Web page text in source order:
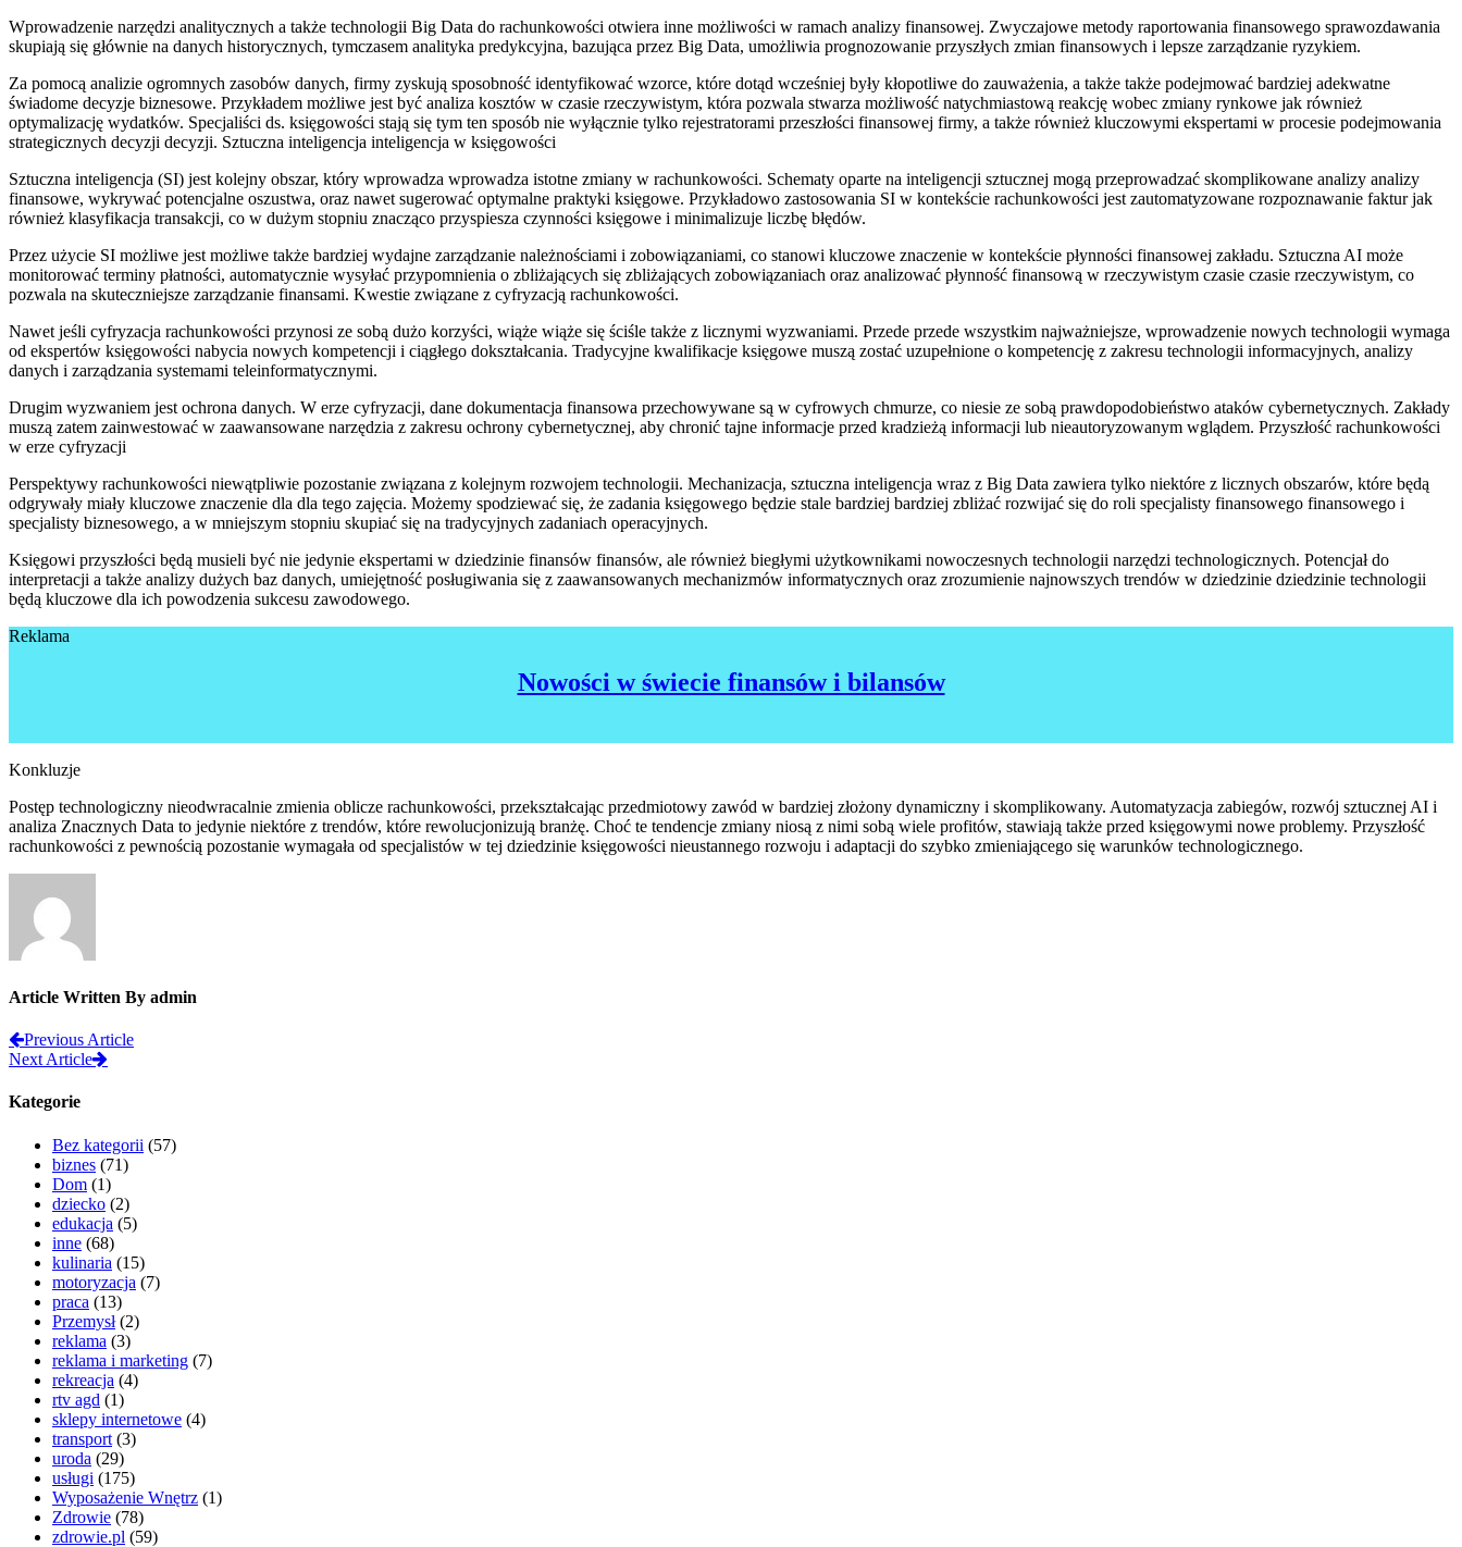
Wprowadzenie narzędzi analitycznych a także technologii Big Data do rachunkowości otwiera inne możliwości w ramach analizy finansowej. Zwyczajowe metody raportowania finansowego sprawozdawania
skupiają się głównie na danych historycznych, tymczasem analityka predykcyjna, bazująca przez Big Data, umożliwia prognozowanie przyszłych zmian finansowych i lepsze zarządzanie ryzykiem.
Za pomocą analizie ogromnych zasobów danych, firmy zyskują sposobność identyfikować wzorce, które dotąd wcześniej były kłopotliwe do zauważenia, a także także podejmować bardziej adekwatne
świadome decyzje biznesowe. Przykładem możliwe jest być analiza kosztów w czasie rzeczywistym, która pozwala stwarza możliwość natychmiastową reakcję wobec zmiany rynkowe jak również
optymalizację wydatków. Specjaliści ds. księgowości stają się tym ten sposób nie wyłącznie tylko rejestratorami przeszłości finansowej firmy, a także również kluczowymi ekspertami w procesie podejmowania
strategicznych decyzji decyzji. Sztuczna inteligencja inteligencja w księgowości
Sztuczna inteligencja (SI) jest kolejny obszar, który wprowadza wprowadza istotne zmiany w rachunkowości. Schematy oparte na inteligencji sztucznej mogą przeprowadzać skomplikowane analizy analizy
finansowe, wykrywać potencjalne oszustwa, oraz nawet sugerować optymalne praktyki księgowe. Przykładowo zastosowania SI w kontekście rachunkowości jest zautomatyzowane rozpoznawanie faktur jak
również klasyfikacja transakcji, co w dużym stopniu znacząco przyspiesza czynności księgowe i minimalizuje liczbę błędów.
Przez użycie SI możliwe jest możliwe także bardziej wydajne zarządzanie należnościami i zobowiązaniami, co stanowi kluczowe znaczenie w kontekście płynności finansowej zakładu. Sztuczna AI może
monitorować terminy płatności, automatycznie wysyłać przypomnienia o zbliżających się zbliżających zobowiązaniach oraz analizować płynność finansową w rzeczywistym czasie czasie rzeczywistym, co
pozwala na skuteczniejsze zarządzanie finansami. Kwestie związane z cyfryzacją rachunkowości.
Nawet jeśli cyfryzacja rachunkowości przynosi ze sobą dużo korzyści, wiąże wiąże się ściśle także z licznymi wyzwaniami. Przede przede wszystkim najważniejsze, wprowadzenie nowych technologii wymaga
od ekspertów księgowości nabycia nowych kompetencji i ciągłego dokształcania. Tradycyjne kwalifikacje księgowe muszą zostać uzupełnione o kompetencję z zakresu technologii informacyjnych, analizy
danych i zarządzania systemami teleinformatycznymi.
Drugim wyzwaniem jest ochrona danych. W erze cyfryzacji, dane dokumentacja finansowa przechowywane są w cyfrowych chmurze, co niesie ze sobą prawdopodobieństwo ataków cybernetycznych. Zakłady
muszą zatem zainwestować w zaawansowane narzędzia z zakresu ochrony cybernetycznej, aby chronić tajne informacje przed kradzieżą informacji lub nieautoryzowanym wglądem. Przyszłość rachunkowości
w erze cyfryzacji
Perspektywy rachunkowości niewątpliwie pozostanie związana z kolejnym rozwojem technologii. Mechanizacja, sztuczna inteligencja wraz z Big Data zawiera tylko niektóre z licznych obszarów, które będą
odgrywały miały kluczowe znaczenie dla dla tego zajęcia. Możemy spodziewać się, że zadania księgowego będzie stale bardziej bardziej zbliżać rozwijać się do roli specjalisty finansowego finansowego i
specjalisty biznesowego, a w mniejszym stopniu skupiać się na tradycyjnych zadaniach operacyjnych.
Księgowi przyszłości będą musieli być nie jedynie ekspertami w dziedzinie finansów finansów, ale również biegłymi użytkownikami nowoczesnych technologii narzędzi technologicznych. Potencjał do
interpretacji a także analizy dużych baz danych, umiejętność posługiwania się z zaawansowanych mechanizmów informatycznych oraz zrozumienie najnowszych trendów w dziedzinie dziedzinie technologii
będą kluczowe dla ich powodzenia sukcesu zawodowego.
Reklama
Nowości w świecie finansów i bilansów
Konkluzje
Postęp technologiczny nieodwracalnie zmienia oblicze rachunkowości, przekształcając przedmiotowy zawód w bardziej złożony dynamiczny i skomplikowany. Automatyzacja zabiegów, rozwój sztucznej AI i
analiza Znacznych Data to jedynie niektóre z trendów, które rewolucjonizują branżę. Choć te tendencje zmiany niosą z nimi sobą wiele profitów, stawiają także przed księgowymi nowe problemy. Przyszłość
rachunkowości z pewnością pozostanie wymagała od specjalistów w tej dziedzinie księgowości nieustannego rozwoju i adaptacji do szybko zmieniającego się warunków technologicznego.
Article Written By admin
Previous Article
Next Article
Kategorie
Bez kategorii (57)
biznes (71)
Dom (1)
dziecko (2)
edukacja (5)
inne (68)
kulinaria (15)
motoryzacja (7)
praca (13)
Przemysł(2)
reklama (3)
reklama i marketing (7)
rekreacja (4)
rtv agd (1)
sklepy internetowe (4)
transport (3)
uroda (29)
usługi (175)
Wyposażenie Wnętrz (1)
Zdrowie (78)
zdrowie.pl (59)